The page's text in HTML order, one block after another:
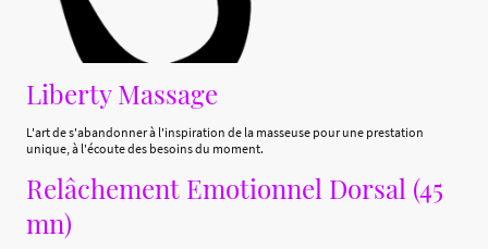
Liberty Massage
L'art de s'abandonner à l'inspiration de la masseuse pour une prestation
unique, à l'écoute des besoins du moment.
Relâchement Emotionnel Dorsal (45
mn)